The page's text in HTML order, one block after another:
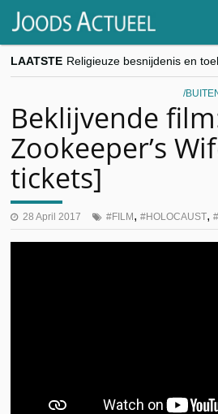
LAATSTE
Beklijvende
Zookeeper’s
tickets]
28 April 2017 FILM , HOLOCAUST,